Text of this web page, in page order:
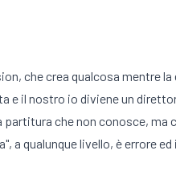
che crea qualcosa mentre
il nostro io diviene un
che non conosce,
qualunque livello, è errore